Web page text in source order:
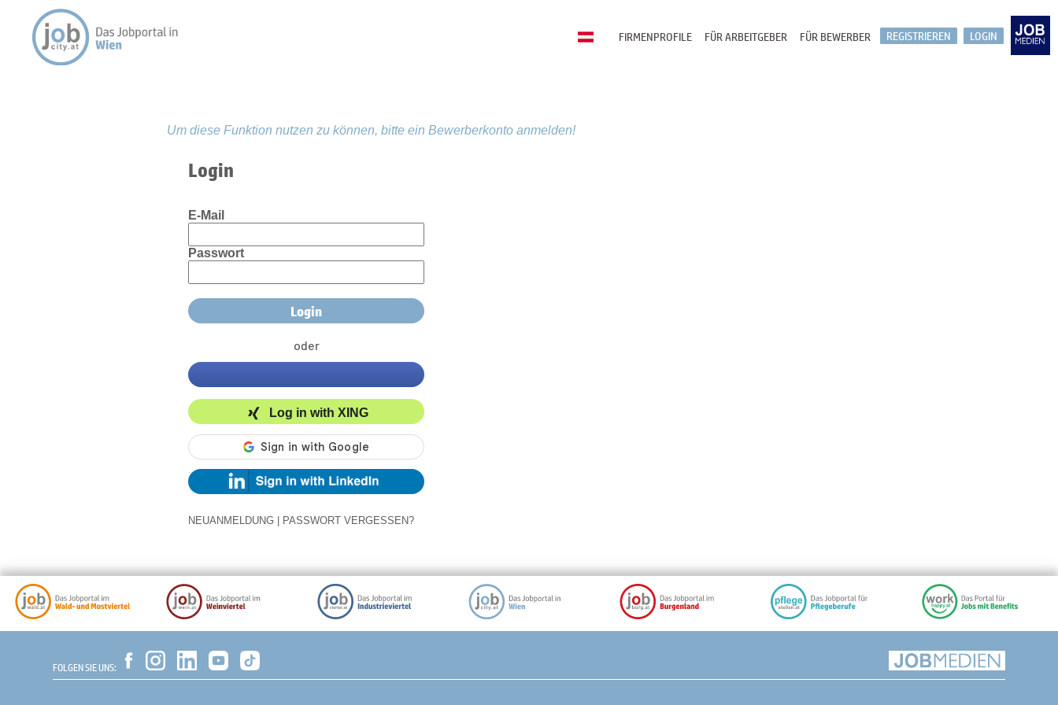
LOGIN
REGISTRIEREN
FÜR BEWERBER
FÜR ARBEITGEBER
FIRMENPROFILE
Um diese Funktion nutzen zu können, bitte ein Bewerberkonto anmelden!
Login
E-Mail
Passwort
oder
Log in with XING
NEUANMELDUNG PASSWORT VERGESSEN?
FOLGEN SIE UNS: